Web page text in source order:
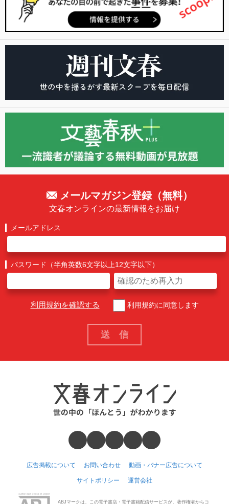
メールマガジン登録（無料）
文春オンラインの最新情報をお届け
メールアドレス
パスワード（半角英数6文字以上12文字以下）
利用規約を確認する 利用規約に同意します
広告掲載について お問い合わせ 動画・バナー広告について
サイトポリシー 運営会社
ABJマークは、この電子書店・電子書籍配信サービスが、著作権者からコ